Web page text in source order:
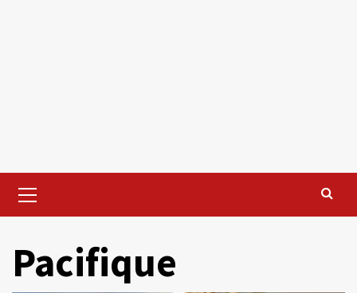
Menu
Pacifique